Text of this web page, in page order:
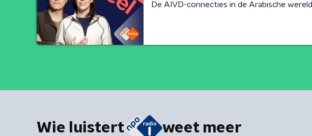
De AIVD-connecties in de Arabische wereld
Wie luistert weet meer